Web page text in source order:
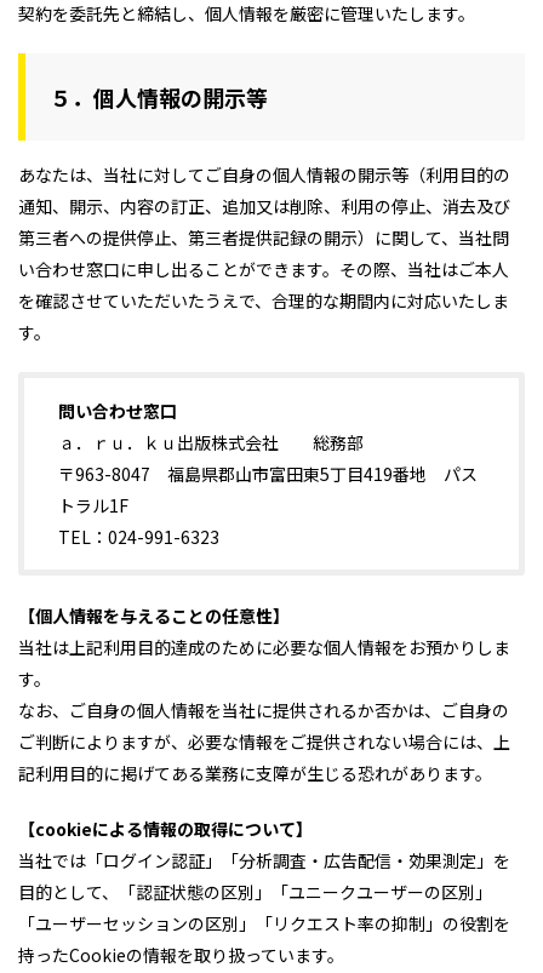
契約を委託先と締結し、個人情報を厳密に管理いたします。
５．個人情報の開示等
あなたは、当社に対してご自身の個人情報の開示等（利用目的の
通知、開示、内容の訂正、追加又は削除、利用の停止、消去及び
第三者への提供停止、第三者提供記録の開示）に関して、当社問
い合わせ窓口に申し出ることができます。その際、当社はご本人
を確認させていただいたうえで、合理的な期間内に対応いたしま
す。
問い合わせ窓口
ａ．ｒｕ．ｋｕ出版株式会社 総務部
〒963-8047 福島県郡山市富田東5丁目419番地 パス
トラル1F
TEL：024-991-6323
【個人情報を与えることの任意性】
当社は上記利用目的達成のために必要な個人情報をお預かりしま
す。
なお、ご自身の個人情報を当社に提供されるか否かは、ご自身の
ご判断によりますが、必要な情報をご提供されない場合には、上
記利用目的に掲げてある業務に支障が生じる恐れがあります。
【cookieによる情報の取得について】
当社では「ログイン認証」「分析調査・広告配信・効果測定」を
目的として、「認証状態の区別」「ユニークユーザーの区別」
「ユーザーセッションの区別」「リクエスト率の抑制」の役割を
持ったCookieの情報を取り扱っています。